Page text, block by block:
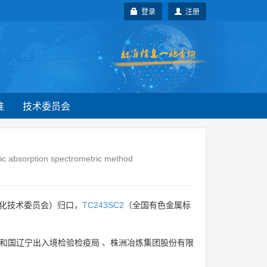
注册
登录
技术委员会
absorption spectrometric method
技术委员会）归口， TC243SC2 （全国有色金属标
国辽宁出入境检验检疫局 、 株洲冶炼集团股份有限